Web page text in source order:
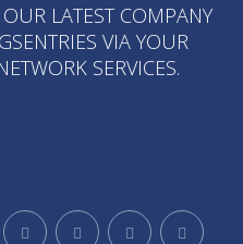
LATEST COMPANY
VIA YOUR
SERVICES.